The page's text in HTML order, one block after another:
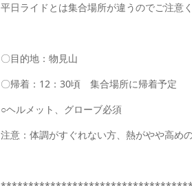
平日ライドとは集合場所が違うのでご注意
〇目的地：物見山
〇帰着：12：30頃 集合場所に帰着予定
○ヘルメット、グローブ必須
注意：体調がすぐれない方、熱がやや高め